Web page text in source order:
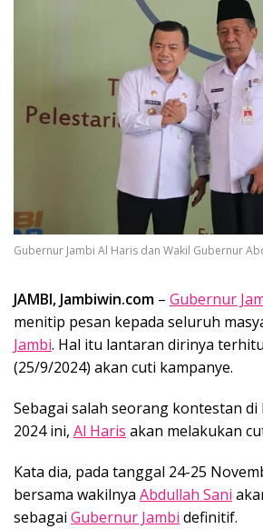
Gubernur Jambi Al Haris dan Wakil Gubernur
JAMBI, Jambiwin.com – Gubernur
menitip pesan kepada seluruh
Jambi. Hal itu lantaran dirinya
(25/9/2024) akan cuti kampanye.
Sebagai salah seorang kontestan
2024 ini, Al Haris akan melakukan
Kata dia, pada tanggal 24-25
bersama wakilnya Abdullah Sani
sebagai Gubernur Jambi definitif.